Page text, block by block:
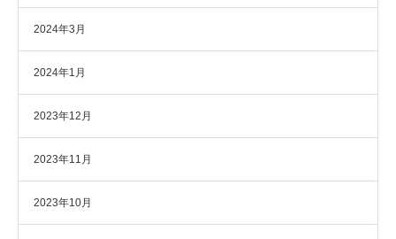
2024年3月
2024年1月
2023年12月
2023年11月
2023年10月